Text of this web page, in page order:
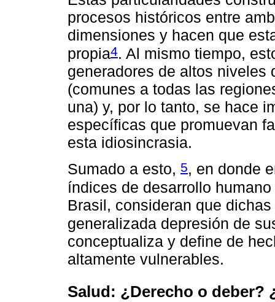
procesos históricos entre
dimensiones y hacen que
propia4. Al mismo tiempo,
generadores de altos niveles
(comunes a todas las
una) y, por lo tanto, se hace
específicas que promuevan
esta idiosincrasia.
Sumado a esto, 5, en donde
índices de desarrollo
Brasil, consideran que
generalizada depresión de
conceptualiza y define de
altamente vulnerables.
Salud: ¿Derecho o deber?